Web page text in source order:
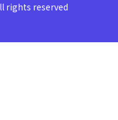
rights reserved